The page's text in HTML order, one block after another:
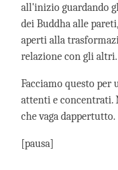
all'inizio guardando
dei Buddha alle
aperti alla
relazione con gli altri.
Facciamo questo per
attenti e concentrati.
che vaga dappertutto.
[pausa]